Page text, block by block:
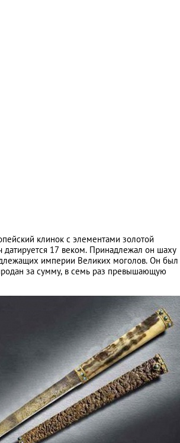
клинок с элементами золотой
17 веком. Принадлежал он шаху
империи Великих моголов. Он был
за сумму, в семь раз превышающую